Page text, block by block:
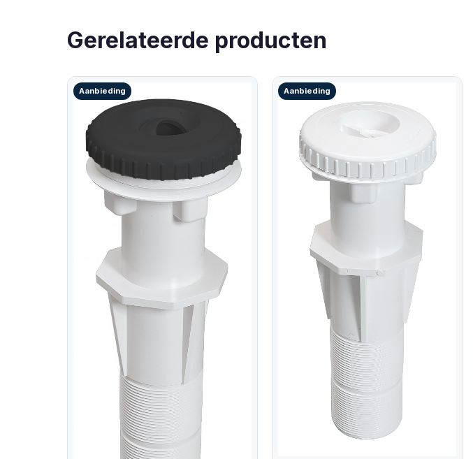
Gerelateerde producten
Aanbieding Aanbieding